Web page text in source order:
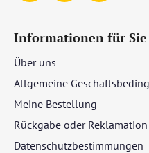
Informationen für Sie
Über uns
Allgemeine
Meine Bestellung
Rückgabe oder
Datenschutzbestimmungen